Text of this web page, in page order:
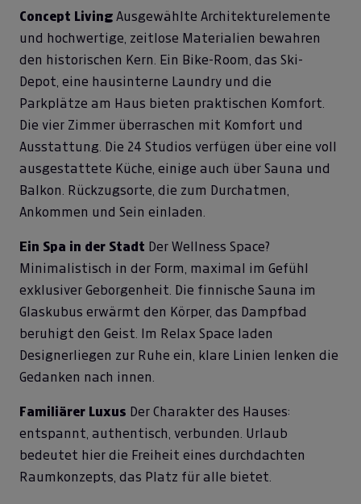
Concept Living Ausgewählte Architekturelemente
und hochwertige, zeitlose Materialien bewahren
den historischen Kern. Ein Bike-Room, das Ski-
Depot, eine hausinterne Laundry und die
Parkplätze am Haus bieten praktischen Komfort.
Die vier Zimmer überraschen mit Komfort und
Ausstattung. Die 24 Studios verfügen über eine voll
ausgestattete Küche, einige auch über Sauna und
Balkon. Rückzugsorte, die zum Durchatmen,
Ankommen und Sein einladen.
Ein Spa in der Stadt Der Wellness Space?
Minimalistisch in der Form, maximal im Gefühl
exklusiver Geborgenheit. Die finnische Sauna im
Glaskubus erwärmt den Körper, das Dampfbad
beruhigt den Geist. Im Relax Space laden
Designerliegen zur Ruhe ein, klare Linien lenken die
Gedanken nach innen.
Familiärer Luxus Der Charakter des Hauses:
entspannt, authentisch, verbunden. Urlaub
bedeutet hier die Freiheit eines durchdachten
Raumkonzepts, das Platz für alle bietet.